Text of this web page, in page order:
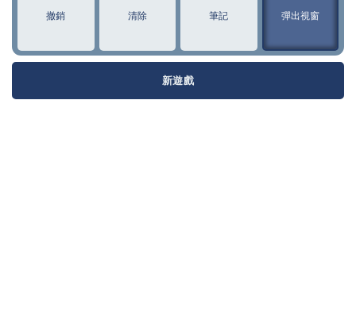
撤銷 清除 筆記 彈出視窗
新遊戲